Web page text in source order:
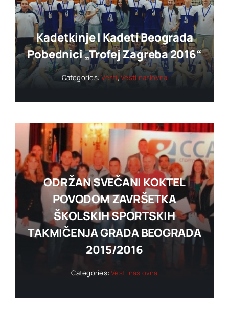
Kadetkinje I Kadeti Beograda
Pobednici „trofej Zagreba 2016“
Categories:Vesti,Vesti naslovna
ODRŽAN SVEČANI KOKTEL
POVODOM ZAVRŠETKA
ŠKOLSKIH SPORTSKIH
TAKMIČENJA GRADA BEOGRADA
2015/2016
Categories:Vesti naslovna